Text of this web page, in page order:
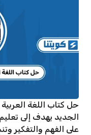
حل كتاب اللغة
الجديد يهدف إلى
على الفهم والتفكير